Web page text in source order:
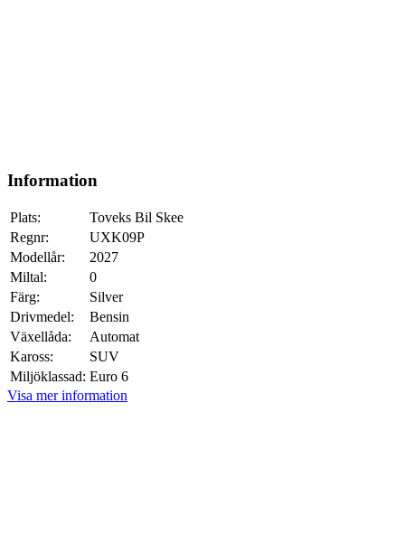
Information
Plats:
Toveks Bil Skee
Regnr:
UXK09P
Modellår:
2027
Miltal:
0
Färg:
Silver
Drivmedel:
Bensin
Växellåda:
Automat
Kaross:
SUV
Miljöklassad: Euro 6
Visa mer information